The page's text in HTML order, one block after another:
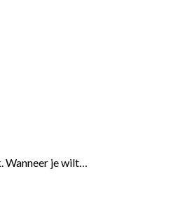
Wanneer je wilt…